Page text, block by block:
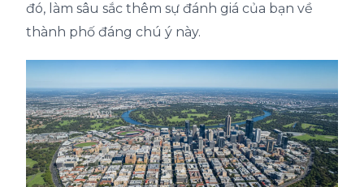
đó, làm sâu sắc thêm sự đánh giá của bạn về
thành phố đáng chú ý này.